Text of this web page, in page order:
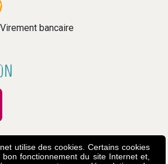
Virement bancaire
utilise des cookies. Certains cookies
fonctionnement du site Internet et,